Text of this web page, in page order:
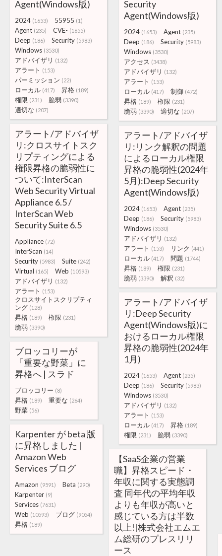
Agent(Windows版)
2024 (1653) 55955 (1)
Agent (235) CVE- (1655)
Deep (186) Security (5983)
Windows (3530)
アドバイザリ (132)
アラート (153)
パーミッション (22)
ローカル (417) 昇格 (189)
権限 (231) 脆弱 (3390)
適切な (207)
Security
Agent(Windows版)
2024 (1653) Agent (235)
Deep (186) Security (5983)
Windows (3530)
アクセス (3438)
アドバイザリ (132)
アラート (153)
ローカル (417) 制御 (472)
昇格 (189) 権限 (231)
脆弱 (3390) 適切な (207)
アラート/アドバイザ
リ:クロスサイトスク
リプティングによる
権限昇格の脆弱性に
ついて:InterScan
Web Security Virtual
Appliance 6.5 /
InterScan Web
Security Suite 6.5
Appliance (72)
InterScan (14)
Security (5983) Suite (242)
Virtual (165) Web (10593)
アドバイザリ (132)
アラート (153)
クロスサイトスクリプティ
ング (128)
昇格 (189) 権限 (231)
脆弱 (3390)
アラート/アドバイザ
リ:リンク解釈の問題
によるローカル権限
昇格の脆弱性(2024年
5月):Deep Security
Agent(Windows版)
2024 (1653) Agent (235)
Deep (186) Security (5983)
Windows (3530)
アドバイザリ (132)
アラート (153) リンク (441)
ローカル (417) 問題 (1744)
昇格 (189) 権限 (231)
脆弱 (3390) 解釈 (32)
アラート/アドバイザ
リ:Deep Security
Agent(Windows版)に
おけるローカル権限
昇格の脆弱性(2024年
1月)
2024 (1653) Agent (235)
Deep (186) Security (5983)
Windows (3530)
アドバイザリ (132)
アラート (153)
ローカル (417) 昇格 (189)
権限 (231) 脆弱 (3390)
ブロッコリーが
「重要な野菜」に
昇格へ | スラド
ブロッコリー (8)
昇格 (189) 重要な (264)
野菜 (56)
Karpenter が beta 版
に昇格しました |
Amazon Web
Services ブログ
Amazon (9591) Beta (290)
Karpenter (9)
Services (7631)
Web (10593) ブログ (9054)
昇格 (189)
【SaaS企業の営業
職】昇格スピード・
年収に関する実態調
査 同年代の平均年収
よりも年収が高いと
感じている方は半数
以上!|株式会社エムエ
ム総研のプレスリリ
ース